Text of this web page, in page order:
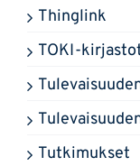
Thinglink
TOKI-
Tutkimukset